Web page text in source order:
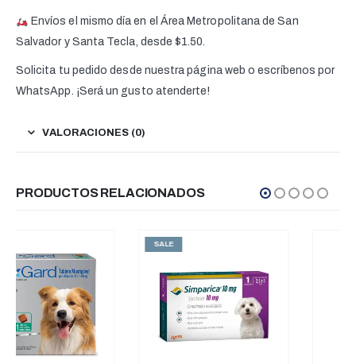
Envíos el mismo día en el Área Metropolitana de San
Salvador y Santa Tecla, desde $1.50.
Solicita tu pedido desde nuestra página web o escríbenos por
WhatsApp. ¡Será un gusto atenderte!
VALORACIONES (0)
PRODUCTOS RELACIONADOS
SIN EXISTENCIAS